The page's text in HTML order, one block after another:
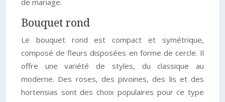
de mariage.
Bouquet rond
Le bouquet rond est compact et symétrique,
composé de fleurs disposées en forme de cercle. Il
offre une variété de styles, du classique au
moderne. Des roses, des pivoines, des lis et des
hortensias sont des choix populaires pour ce type